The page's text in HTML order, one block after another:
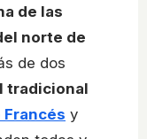
de las
norte de
de dos
tradicional
Francés y